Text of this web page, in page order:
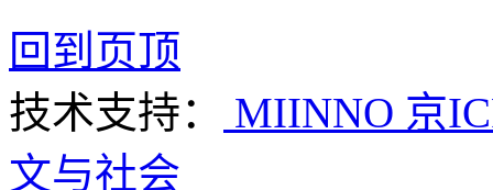
回到页顶
技术支持：
MIINNO 京
文与社会